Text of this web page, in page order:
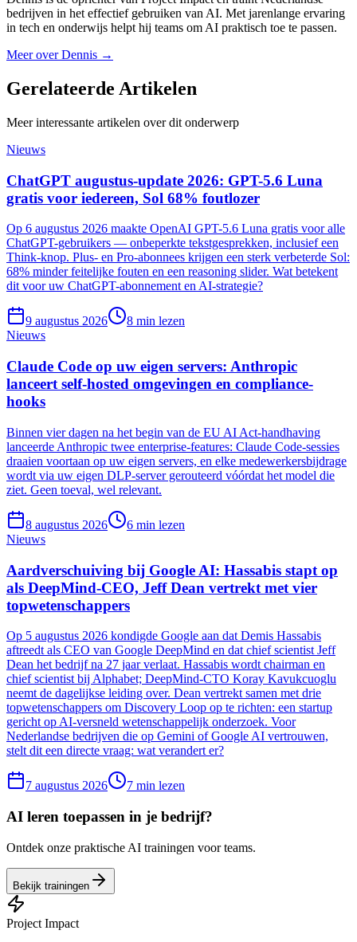
bedrijven in het effectief gebruiken van AI. Met jarenlange ervaring
in tech en onderwijs helpt hij teams om AI praktisch toe te passen.
Meer overDennis →
Gerelateerde Artikelen
Meer interessante artikelen over dit onderwerp
Nieuws
ChatGPT augustus-update 2026: GPT-5.6 Luna
gratis voor iedereen, Sol 68% foutlozer
Op 6 augustus 2026 maakte OpenAI GPT-5.6 Luna gratis voor alle
ChatGPT-gebruikers — onbeperkte tekstgesprekken, inclusief een
Think-knop. Plus- en Pro-abonnees krijgen een sterk verbeterde Sol:
68% minder feitelijke fouten en een reasoning slider. Wat betekent
dit voor uw ChatGPT-abonnement en AI-strategie?
9 augustus 2026 8 min lezen
Nieuws
Claude Code op uw eigen servers: Anthropic
lanceert self-hosted omgevingen en compliance-
hooks
Binnen vier dagen na het begin van de EU AI Act-handhaving
lanceerde Anthropic twee enterprise-features: Claude Code-sessies
draaien voortaan op uw eigen servers, en elke medewerkersbijdrage
wordt via uw eigen DLP-server gerouteerd vóórdat het model die
ziet. Geen toeval, wel relevant.
8 augustus 2026 6 min lezen
Nieuws
Aardverschuiving bij Google AI: Hassabis stapt op
als DeepMind-CEO, Jeff Dean vertrekt met vier
topwetenschappers
Op 5 augustus 2026 kondigde Google aan dat Demis Hassabis
aftreedt als CEO van Google DeepMind en dat chief scientist Jeff
Dean het bedrijf na 27 jaar verlaat. Hassabis wordt chairman en
chief scientist bij Alphabet; DeepMind-CTO Koray Kavukcuoglu
neemt de dagelijkse leiding over. Dean vertrekt samen met drie
topwetenschappers om Discovery Loop op te richten: een startup
gericht op AI-versneld wetenschappelijk onderzoek. Voor
Nederlandse bedrijven die op Gemini of Google AI vertrouwen,
stelt dit een directe vraag: wat verandert er?
7 augustus 2026 7 min lezen
AI leren toepassen in je bedrijf?
Ontdek onze praktische AI trainingen voor teams.
Bekijk trainingen
Project Impact